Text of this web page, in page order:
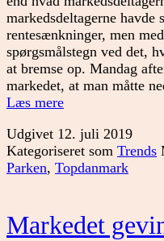
markedsdeltagerne
rentesænkninger, men
spørgsmålstegn ved det,
at bremse op. Mandag
markedet, at man måtte
Læs mereGode
gør
investorer
nervøse
Udgivet 12. juli 2019
Kategoriseret som Trends
Parken, Topdanmark
Markedet